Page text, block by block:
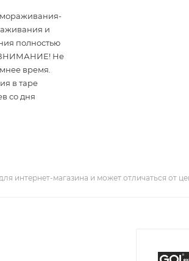
и
полностью
ВНИМАНИЕ! Не
время.
в таре
со дня
интернет-магазина и может отличаться от